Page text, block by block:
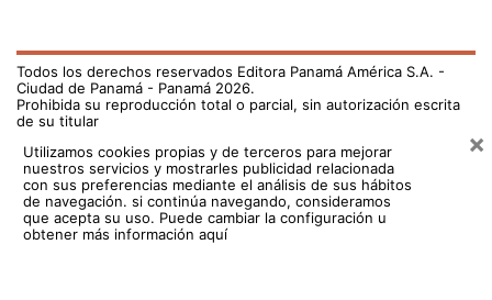
Todos los derechos reservados Editora Panamá América S.A. -
Ciudad de Panamá - Panamá 2026.
Prohibida su reproducción total o parcial, sin autorización escrita
de su titular
Utilizamos cookies propias y de terceros para mejorar
nuestros servicios y mostrarles publicidad relacionada
con sus preferencias mediante el análisis de sus hábitos
de navegación. si continúa navegando, consideramos
que acepta su uso. Puede cambiar la configuración u
obtener más información aquí
×